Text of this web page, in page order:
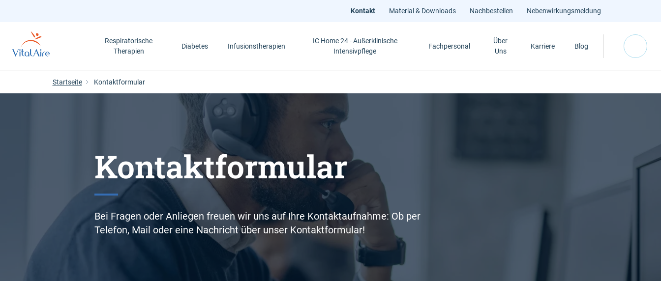
Kontakt Material & Downloads Nachbestellen Nebenwirkungsmeldung
Respiratorische
Therapien
Diabetes Infusionstherapien
IC Home 24 - Außerklinische
Intensivpflege
Fachpersonal
Über
Uns
Karriere Blog
Startseite Kontaktformular
Kontaktformular
Bei Fragen oder Anliegen freuen wir uns auf Ihre Kontaktaufnahme: Ob per
Telefon, Mail oder eine Nachricht über unser Kontaktformular!